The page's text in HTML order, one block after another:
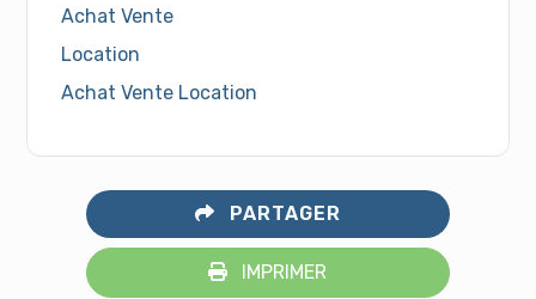
Achat Vente
Location
Achat Vente Location
PARTAGER
IMPRIMER